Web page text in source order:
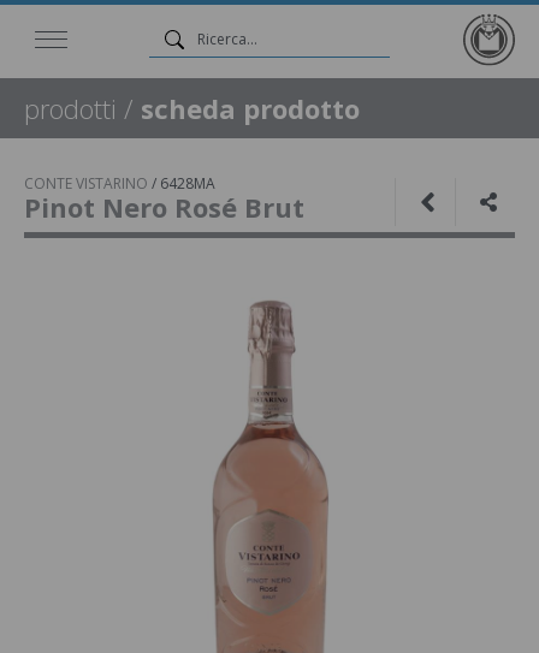
prodotti / scheda prodotto
CONTE VISTARINO / 6428MA
Pinot Nero Rosé Brut